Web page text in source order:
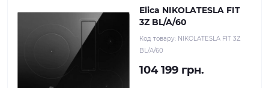
Elica NIKOLATESLA FIT
3Z BL/A/60
Код товару: NIKOLATESLA FIT 3Z
BL/A/60
104 199 грн.